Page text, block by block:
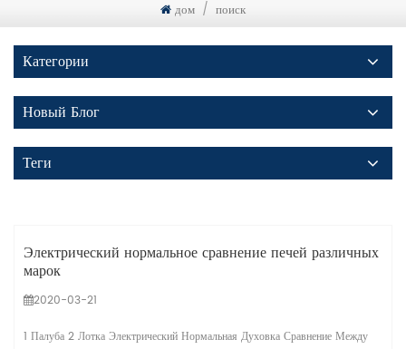
дом / поиск
Категории
Новый Блог
Теги
Электрический нормальное сравнение печей различных
марок
2020-03-21
1 Палуба 2 Лотка Электрический Нормальная Духовка Сравнение Между